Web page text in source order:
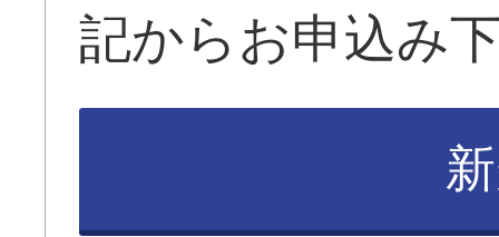
記からお申込み